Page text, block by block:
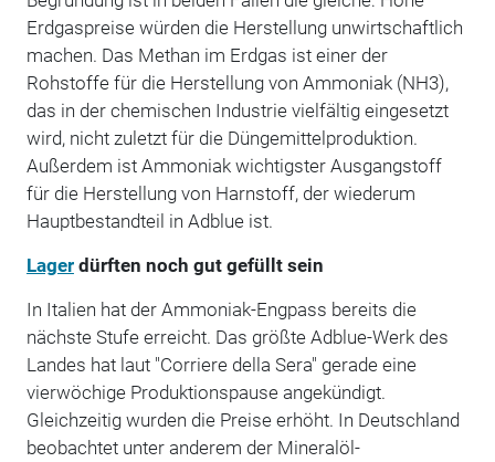
Erdgaspreise würden die Herstellung unwirtschaftlich
machen. Das Methan im Erdgas ist einer der
Rohstoffe für die Herstellung von Ammoniak (NH3),
das in der chemischen Industrie vielfältig eingesetzt
wird, nicht zuletzt für die Düngemittelproduktion.
Außerdem ist Ammoniak wichtigster Ausgangstoff
für die Herstellung von Harnstoff, der wiederum
Hauptbestandteil in Adblue ist.
Lagerdürften noch gut gefüllt sein
In Italien hat der Ammoniak-Engpass bereits die
nächste Stufe erreicht. Das größte Adblue-Werk des
Landes hat laut "Corriere della Sera" gerade eine
vierwöchige Produktionspause angekündigt.
Gleichzeitig wurden die Preise erhöht. In Deutschland
beobachtet unter anderem der Mineralöl-